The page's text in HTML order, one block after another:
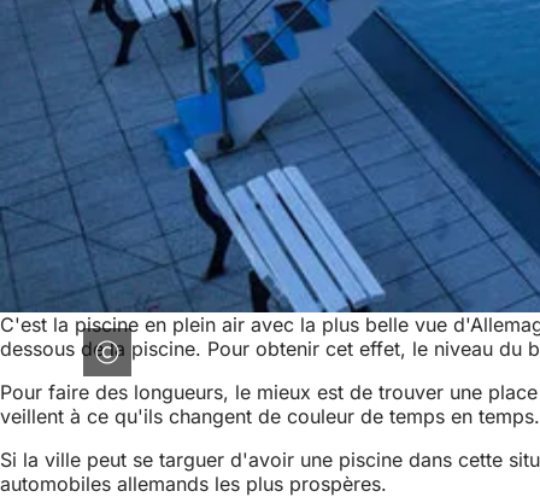
C'est la piscine en plein air avec la plus belle vue
dessous de la piscine. Pour obtenir cet effet, le niveau du
Pour faire des longueurs, le mieux est de trouver une
veillent à ce qu'ils changent de couleur de temps en temps.
Si la ville peut se targuer d'avoir une piscine dans cette
automobiles allemands les plus prospères.